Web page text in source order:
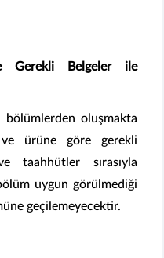
Gerekli Belgeler ile
bölümlerden oluşmakta
ürüne göre gerekli
sırasıyla
uygun görülmediği
geçilemeyecektir.